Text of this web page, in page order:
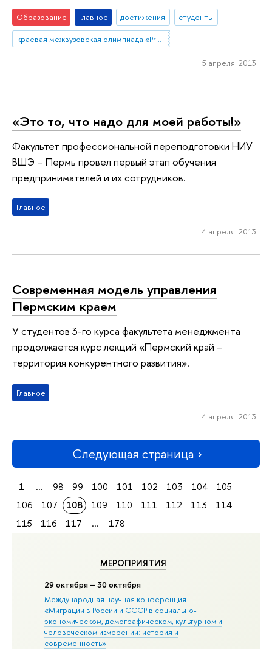
МЕРОПРИЯТИЯ
29 октября – 30 октября
Международная научная конференция
«Миграции в Росcии и СССР в социально-
экономическом, демографическом, культурном и
человеческом измерении: история и
современность»
Образование Главное достижения
студенты
краевая межвузовская олимпиада «Pro-ПРОФИ»
5 апреля 2013
«Это то, что надо для моей работы!»
Факультет профессиональной переподготовки НИУ
ВШЭ – Пермь провел первый этап обучения
предпринимателей и их сотрудников.
Главное
4 апреля 2013
Современная модель управления
Пермским краем
У студентов 3-го курса факультета менеджмента
продолжается курс лекций «Пермский край –
территория конкурентного развития».
Главное
4 апреля 2013
Следующая страница
1 ... 98 99 100 101 102 103 104
105
106
107 108 109 110 111 112 113
114
115
116 117 ... 178